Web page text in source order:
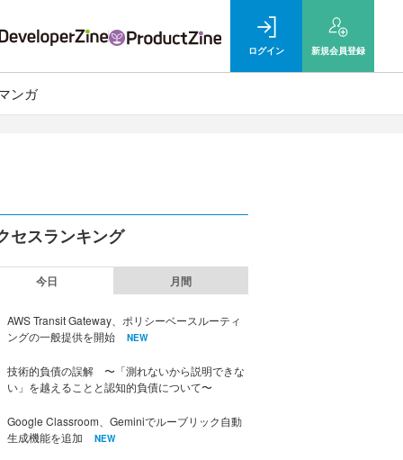
ログイン 新規会員登録
ンガ
セスランキング
今日 月間
AWS Transit Gateway、ポリシーベースルーティ
ングの一般提供を開始
NEW
技術的負債の誤解 〜「測れないから説明できな
い」を越えることと認知的負債について〜
Google Classroom、Geminiでルーブリック自動
生成機能を追加
NEW